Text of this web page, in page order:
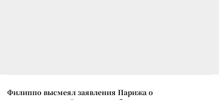
Филиппо высмеял заявления Парижа о